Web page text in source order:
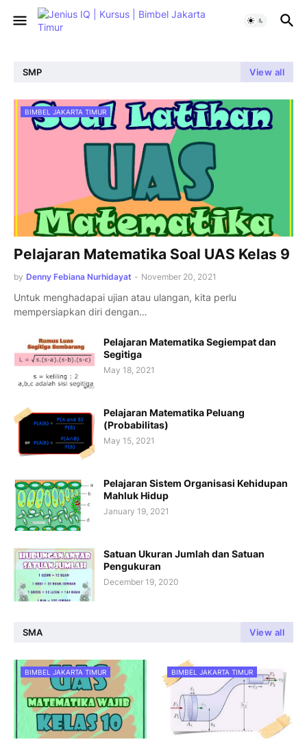
SMP View all
BIMBEL JAKARTA TIMUR
Pelajaran Matematika Soal UAS Kelas 9
by Denny Febiana Nurhidayat - November 20, 2021
Untuk menghadapai ujian atau ulangan, kita perlu
mempersiapkan diri dengan…
Pelajaran Matematika Segiempat dan
Segitiga
May 18, 2021
Pelajaran Matematika Peluang
(Probabilitas)
May 15, 2021
Pelajaran Sistem Organisasi Kehidupan
Mahluk Hidup
January 19, 2021
Satuan Ukuran Jumlah dan Satuan
Pengukuran
December 19, 2020
SMA View all
BIMBEL JAKARTA TIMUR BIMBEL JAKARTA TIMUR